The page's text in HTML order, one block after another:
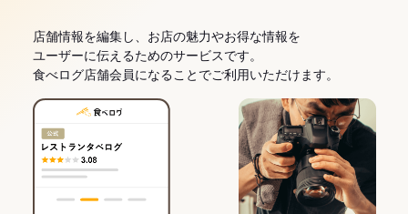
店舗情報を編集し、お店の魅力やお得な情報を
ユーザーに伝えるためのサービスです。
食べログ店舗会員になることでご利用いただけます。